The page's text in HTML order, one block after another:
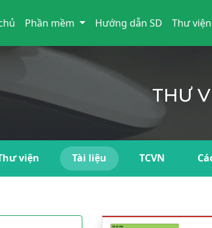
Phần mềm Hướng dẫn SD Thư
THƯ
viện Tài liệu TCVN